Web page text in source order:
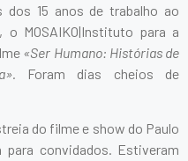
dos 15 anos de trabalho ao
MOSAIKO|Instituto para a
«Ser Humano: Histórias de
Foram dias cheios de
do filme e show do Paulo
convidados. Estiveram